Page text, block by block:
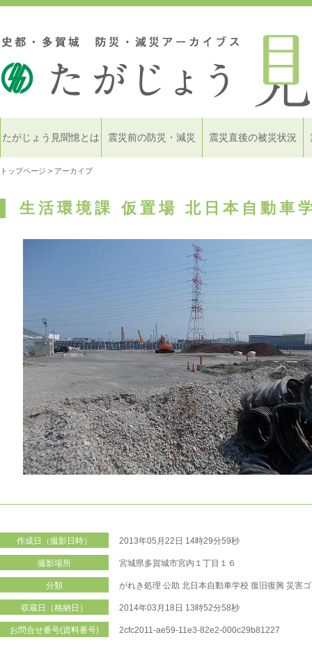
たがじょう見聞憶とは 震災前の防災・減災 震災直後の被災状況
トップページ > アーカイブ
生活環境課 仮置場 北日本自動車
作成日（撮影日時） 2013年05月22日 14時29分59秒
撮影場所 宮城県多賀城市宮内１丁目１６
分類 がれき処理 公助 北日本自動車学校 復旧復興 災害
収蔵日（格納日） 2014年03月18日 13時52分58秒
お問合せ番号(資料番号) 2cfc2011-ae59-11e3-82e2-000c29b81227